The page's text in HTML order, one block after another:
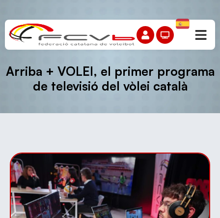
Arriba + VOLEI, el primer programa
de televisió del vòlei català